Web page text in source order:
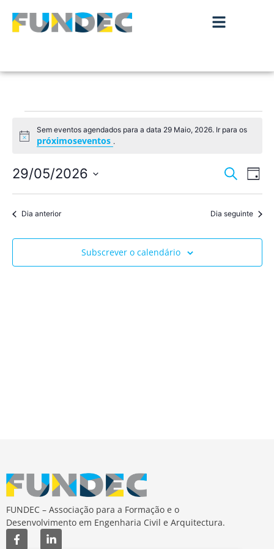
Aviso
Sem eventos agendados para a data 29 Maio, 2026. Ir para os
próximoseventos .
de
e
Pesquisar
de
de
Dia
29/05/2026
a
data.Dia anterior Dia seguinte
Subscrever o calendário
FUNDEC – Associação para a Formação e o
Desenvolvimento em Engenharia Civil e Arquitectura.